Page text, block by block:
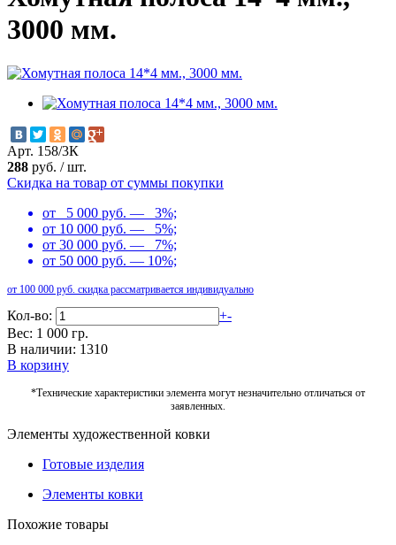
3000 мм.
Арт. 158/3К
288 руб. /шт.
Скидка на товар от суммы покупки
от 5 000 руб. — 3%;
от 10 000 руб. — 5%;
от 30 000 руб. — 7%;
от 50 000 руб. — 10%;
от 100 000 руб. скидка рассматривается индивидуально
Кол-во: +-
Вес: 1 000 гр.
В наличии: 1310
В корзину
*Технические характеристики элемента могут незначительно отличаться от
заявленных.
Элементы художественной ковки
Готовые изделия
Элементы ковки
Похожие товары